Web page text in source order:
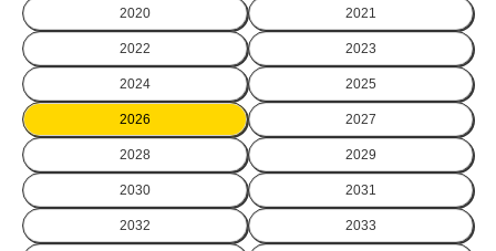
2020 2021
2022 2023
2024 2025
2026 2027
2028 2029
2030 2031
2032 2033